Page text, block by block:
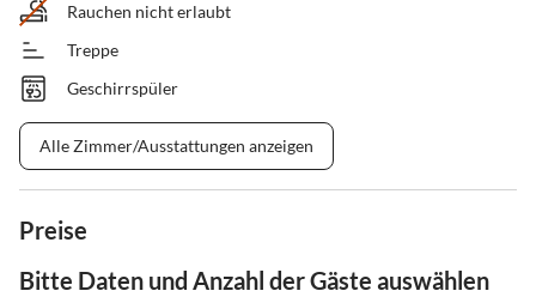
Rauchen nicht erlaubt
Treppe
Geschirrspüler
Alle Zimmer/Ausstattungen anzeigen
Preise
Bitte Daten und Anzahl der Gäste auswählen